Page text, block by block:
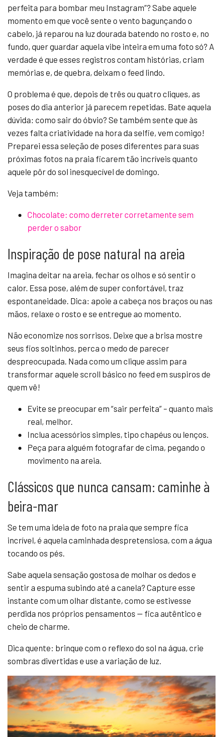
perfeita para bombar meu Instagram”? Sabe aquele
momento em que você sente o vento bagunçando o
cabelo, já reparou na luz dourada batendo no rosto e, no
fundo, quer guardar aquela vibe inteira em uma foto só? A
verdade é que esses registros contam histórias, criam
memórias e, de quebra, deixam o feed lindo.
O problema é que, depois de três ou quatro cliques, as
poses do dia anterior já parecem repetidas. Bate aquela
dúvida: como sair do óbvio? Se também sente que às
vezes falta criatividade na hora da selfie, vem comigo!
Preparei essa seleção de poses diferentes para suas
próximas fotos na praia ficarem tão incríveis quanto
aquele pôr do sol inesquecível de domingo.
Veja também:
Chocolate: como derreter corretamente sem
perder o sabor
Inspiração de pose natural na areia
Imagina deitar na areia, fechar os olhos e só sentir o
calor. Essa pose, além de super confortável, traz
espontaneidade. Dica: apoie a cabeça nos braços ou nas
mãos, relaxe o rosto e se entregue ao momento.
Não economize nos sorrisos. Deixe que a brisa mostre
seus fios soltinhos, perca o medo de parecer
despreocupada. Nada como um clique assim para
transformar aquele scroll básico no feed em suspiros de
quem vê!
Evite se preocupar em “sair perfeita” – quanto mais
real, melhor.
Inclua acessórios simples, tipo chapéus ou lenços.
Peça para alguém fotografar de cima, pegando o
movimento na areia.
Clássicos que nunca cansam: caminhe à
beira-mar
Se tem uma ideia de foto na praia que sempre fica
incrível, é aquela caminhada despretensiosa, com a água
tocando os pés.
Sabe aquela sensação gostosa de molhar os dedos e
sentir a espuma subindo até a canela? Capture esse
instante com um olhar distante, como se estivesse
perdida nos próprios pensamentos — fica autêntico e
cheio de charme.
Dica quente: brinque com o reflexo do sol na água, crie
sombras divertidas e use a variação de luz.